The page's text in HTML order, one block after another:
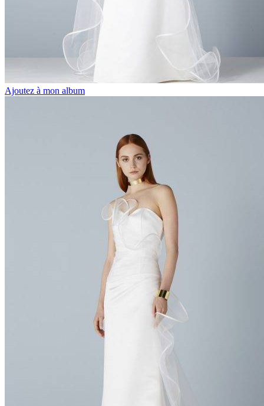
Ajoutez à mon album